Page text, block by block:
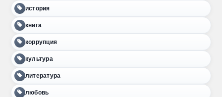
история
книга
коррупция
культура
литература
любовь